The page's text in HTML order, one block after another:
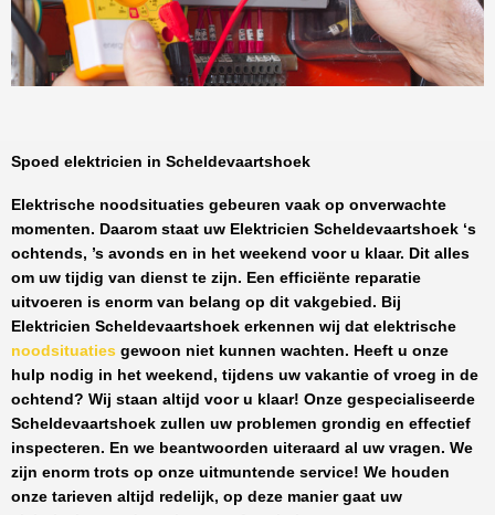
Spoed elektricien in Scheldevaartshoek
Elektrische noodsituaties gebeuren vaak op onverwachte
momenten. Daarom staat uw Elektricien Scheldevaartshoek ‘s
ochtends, ’s avonds en in het weekend voor u klaar. Dit alles
om uw tijdig van dienst te zijn. Een efficiënte reparatie
uitvoeren is enorm van belang op dit vakgebied. Bij
Elektricien Scheldevaartshoek erkennen wij dat elektrische
noodsituaties gewoon niet kunnen wachten. Heeft u onze
hulp nodig in het weekend, tijdens uw vakantie of vroeg in de
ochtend? Wij staan altijd voor u klaar! Onze gespecialiseerde
Scheldevaartshoek zullen uw problemen grondig en effectief
inspecteren. En we beantwoorden uiteraard al uw vragen. We
zijn enorm trots op onze uitmuntende service! We houden
onze tarieven altijd redelijk, op deze manier gaat uw